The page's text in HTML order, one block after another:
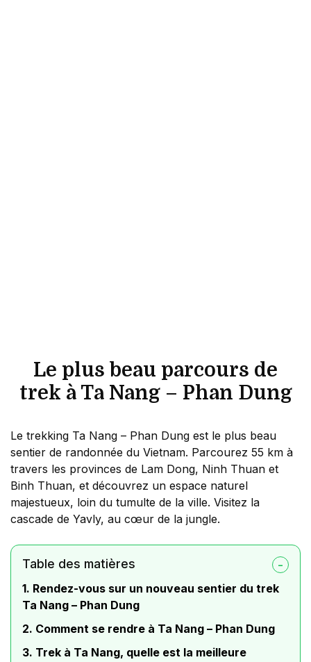
Le plus beau parcours de
trek à Ta Nang – Phan Dung
Le trekking Ta Nang – Phan Dung est le plus beau
sentier de randonnée du Vietnam. Parcourez 55 km à
travers les provinces de Lam Dong, Ninh Thuan et
Binh Thuan, et découvrez un espace naturel
majestueux, loin du tumulte de la ville. Visitez la
cascade de Yavly, au cœur de la jungle.
Table des matières
1. Rendez-vous sur un nouveau sentier du trek
Ta Nang – Phan Dung
2. Comment se rendre à Ta Nang – Phan Dung
3. Trek à Ta Nang, quelle est la meilleure